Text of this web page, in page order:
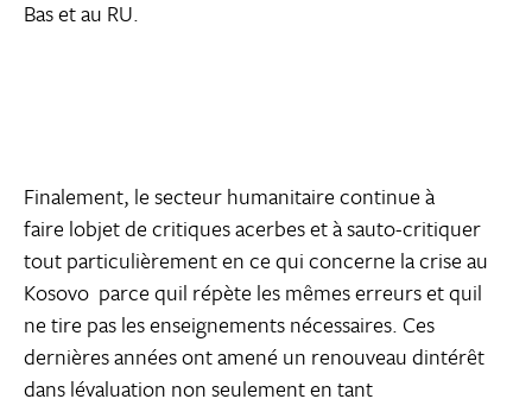
Bas et au RU.
Finalement, le secteur humanitaire continue à
faire lobjet de critiques acerbes et à sauto-critiquer 
tout particulièrement en ce qui concerne la crise au
Kosovo  parce quil répète les mêmes erreurs et quil
ne tire pas les enseignements nécessaires. Ces
dernières années ont amené un renouveau dintérêt
dans lévaluation non seulement en tant